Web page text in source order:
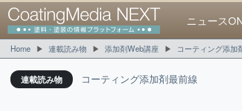
ニュース
Home 連載読み物 添加剤Web講座 コーティング添加
連載読み物 コーティング添加剤最前線